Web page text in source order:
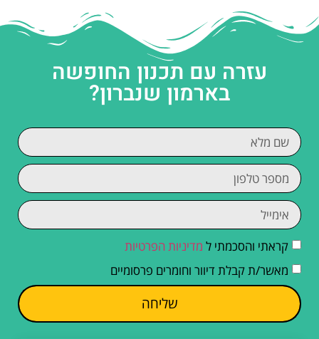
עזרה עם תכנון החופשה
בארמון שנברון?
קראתי והסכמתי ל מדיניות הפרטיות
מאשר/ת קבלת דיוור וחומרים פרסומיים
שליחה